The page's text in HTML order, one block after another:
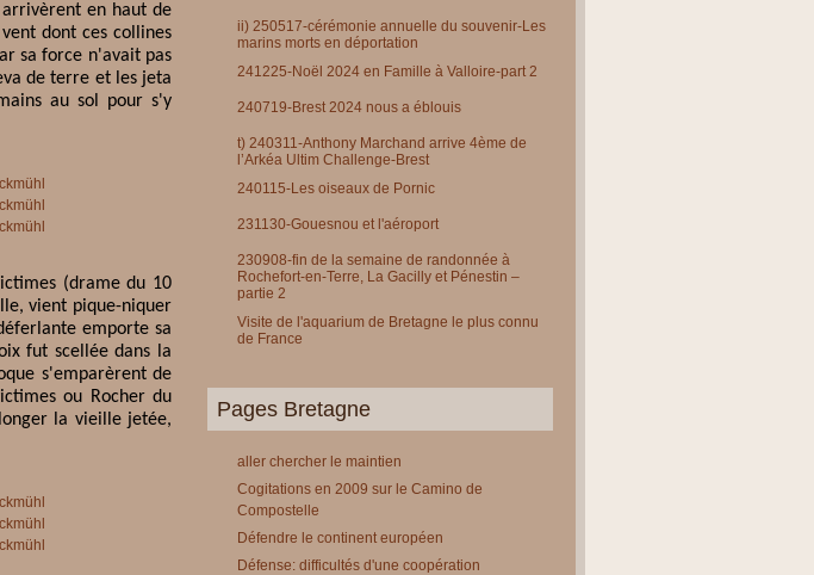
en haut de
dont ces collines
sa force n'avait pas
de terre et les jeta
au sol pour s'y
(drame du 10
vient pique-niquer
emporte sa
fut scellée dans la
s'emparèrent de
ou Rocher du
la vieille jetée,
ii) 250517-cérémonie annuelle du souvenir-Les
marins morts en déportation
241225-Noël 2024 en Famille à Valloire-part 2
240719-Brest 2024 nous a éblouis
t) 240311-Anthony Marchand arrive 4ème de
l’Arkéa Ultim Challenge-Brest
240115-Les oiseaux de Pornic
231130-Gouesnou et l'aéroport
230908-fin de la semaine de randonnée à
Rochefort-en-Terre, La Gacilly et Pénestin –
partie 2
Visite de l'aquarium de Bretagne le plus connu
de France
Pages Bretagne
aller chercher le maintien
Cogitations en 2009 sur le Camino de
Compostelle
Défendre le continent européen
Défense: difficultés d'une coopération